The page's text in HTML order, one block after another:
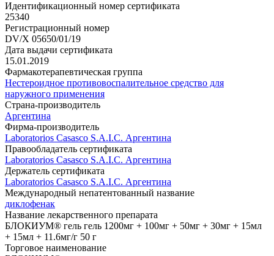
Идентификационный номер сертификата
25340
Регистрационный номер
DV/X 05650/01/19
Дата выдачи сертификата
15.01.2019
Фармакотерапевтическая группа
Нестероидное противовоспалительное средство для
наружного применения
Страна-производитель
Аргентина
Фирма-производитель
Laboratorios Casasco S.A.I.C. Аргентина
Правообладатель сертификата
Laboratorios Casasco S.A.I.C. Аргентина
Держатель сертификата
Laboratorios Casasco S.A.I.C. Аргентина
Международный непатентованный название
диклофенак
Название лекарственного препарата
БЛОКИУМ® гель гель 1200мг + 100мг + 50мг + 30мг + 15мл
+ 15мл + 11.6мг/г 50 г
Торговое наименование